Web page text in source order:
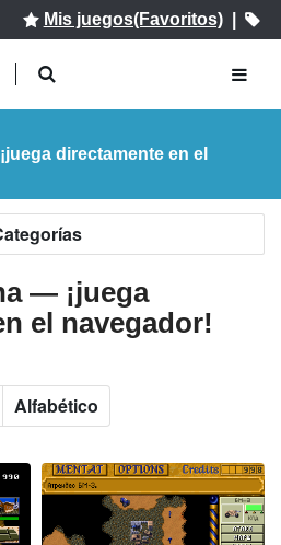
Mis juegos(Favoritos)|
directamente en el
— ¡juega
el navegador!
Alfabético